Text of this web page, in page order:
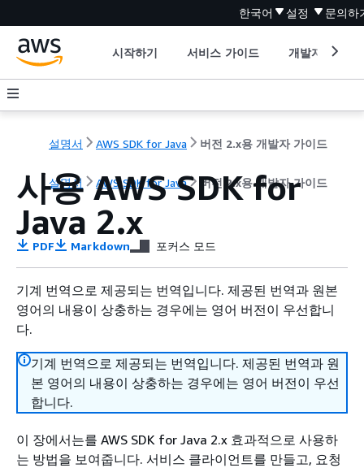
한국어 설정 문의하
시작하기 서비스 가이드 개발자 도구
설명서 AWS SDK for Java 버전 2.x용 개발자 가이드
설명서 AWS SDK for Java 버전 2.x용 개발자 가이드
사용 AWS SDK for
Java 2.x
PDF Markdown 포커스 모드
기계 번역으로 제공되는 번역입니다. 제공된 번역과 원본
영어의 내용이 상충하는 경우에는 영어 버전이 우선합니
다.
기계 번역으로 제공되는 번역입니다. 제공된 번역과 원
본 영어의 내용이 상충하는 경우에는 영어 버전이 우선
합니다.
이 장에서는를 AWS SDK for Java 2.x 효과적으로 사용하
는 방법을 보여줍니다. 서비스 클라이언트를 만들고, 요청